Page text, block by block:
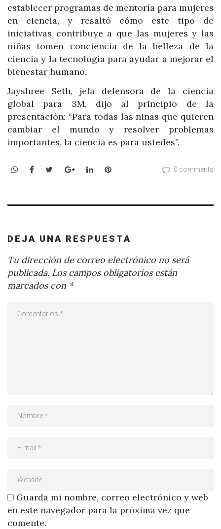
establecer programas de mentoría para mujeres
en ciencia, y resaltó cómo este tipo de
iniciativas contribuye a que las mujeres y las
niñas tomen conciencia de la belleza de la
ciencia y la tecnología para ayudar a mejorar el
bienestar humano.
Jayshree Seth, jefa defensora de la ciencia
global para 3M, dijo al principio de la
presentación: “Para todas las niñas que quieren
cambiar el mundo y resolver problemas
importantes, la ciencia es para ustedes”.
WhatsApp
Facebook
TwitterGoogle+LinkedInPinterest 0 comments
DEJA UNA RESPUESTA
Tu dirección de correo electrónico no será
publicada. Los campos obligatorios están
marcados con *
Guarda mi nombre, correo electrónico y web
en este navegador para la próxima vez que
comente.